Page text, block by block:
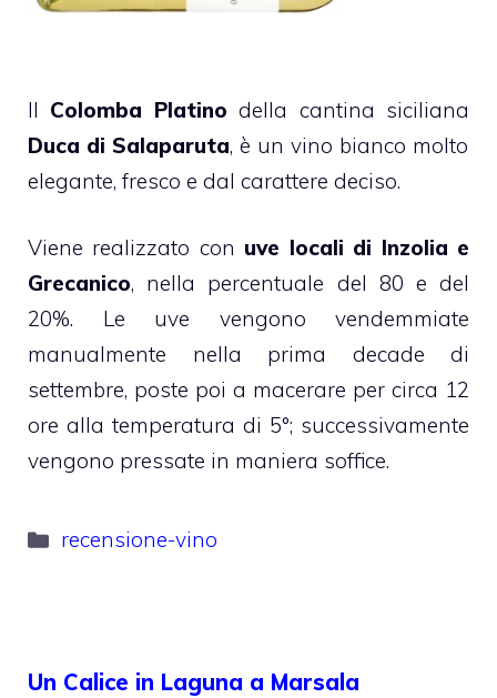
Il Colomba Platinodella cantina siciliana
Duca di Salaparuta, è un vino bianco molto
elegante, fresco e dal carattere deciso.
Viene realizzato con uve locali di Inzolia e
Grecanico, nella percentuale del 80 e del
20%. Le uve vengono vendemmiate
manualmente nella prima decade di
settembre, poste poi a macerare per circa 12
ore alla temperatura di 5°; successivamente
vengono pressate in maniera soffice.
Categorie
recensione-vino
Un Calice in Laguna a Marsala